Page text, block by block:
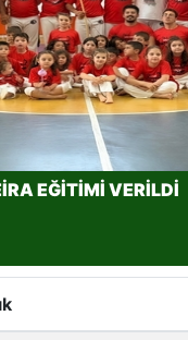
ÇOCUKLARA CAPOEİRA EĞİTİMİ VERİLDİ